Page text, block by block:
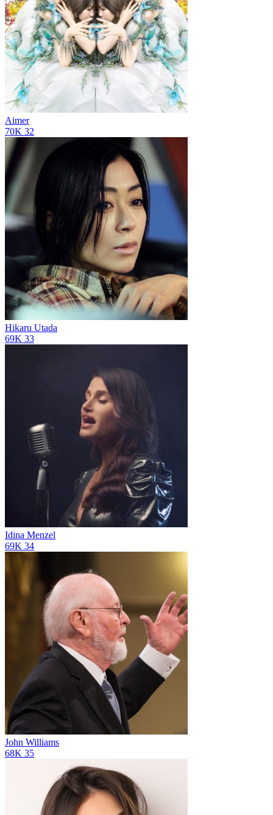
Aimer
70K 32
Hikaru Utada
69K 33
Idina Menzel
69K 34
John Williams
68K 35